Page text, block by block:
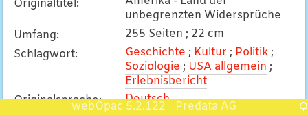
Originaltitel:
unbegrenzten Widersprüche
Umfang:
255 Seiten ; 22 cm
Schlagwort: Geschichte ; Kultur ; Politik ;
Soziologie ; USA allgemein ;
Erlebnisbericht
Originalsprache:
Deutsch
webOpac 5.2.122 - Predata AG